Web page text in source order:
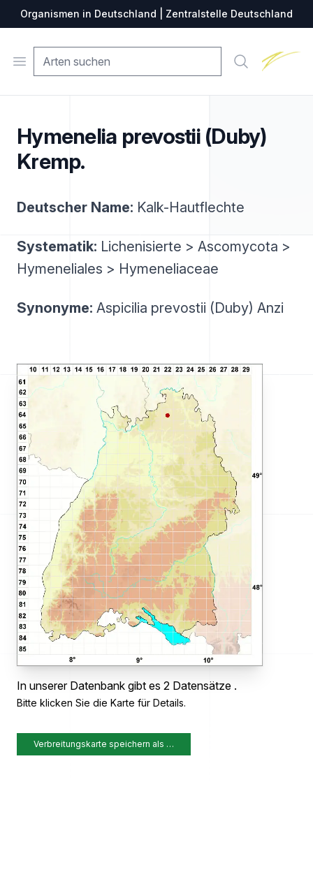
Organismen in Deutschland | Zentralstelle Deutschland
Open menu Suche
Hymenelia prevostii (Duby)
Kremp.
Deutscher Name: Kalk-Hautflechte
Systematik: Lichenisierte > Ascomycota >
Hymeneliales > Hymeneliaceae
Synonyme: Aspicilia prevostii (Duby) Anzi
In unserer Datenbank gibt es 2 Datensätze .
Bitte klicken Sie die Karte für Details.
Verbreitungskarte speichern als …